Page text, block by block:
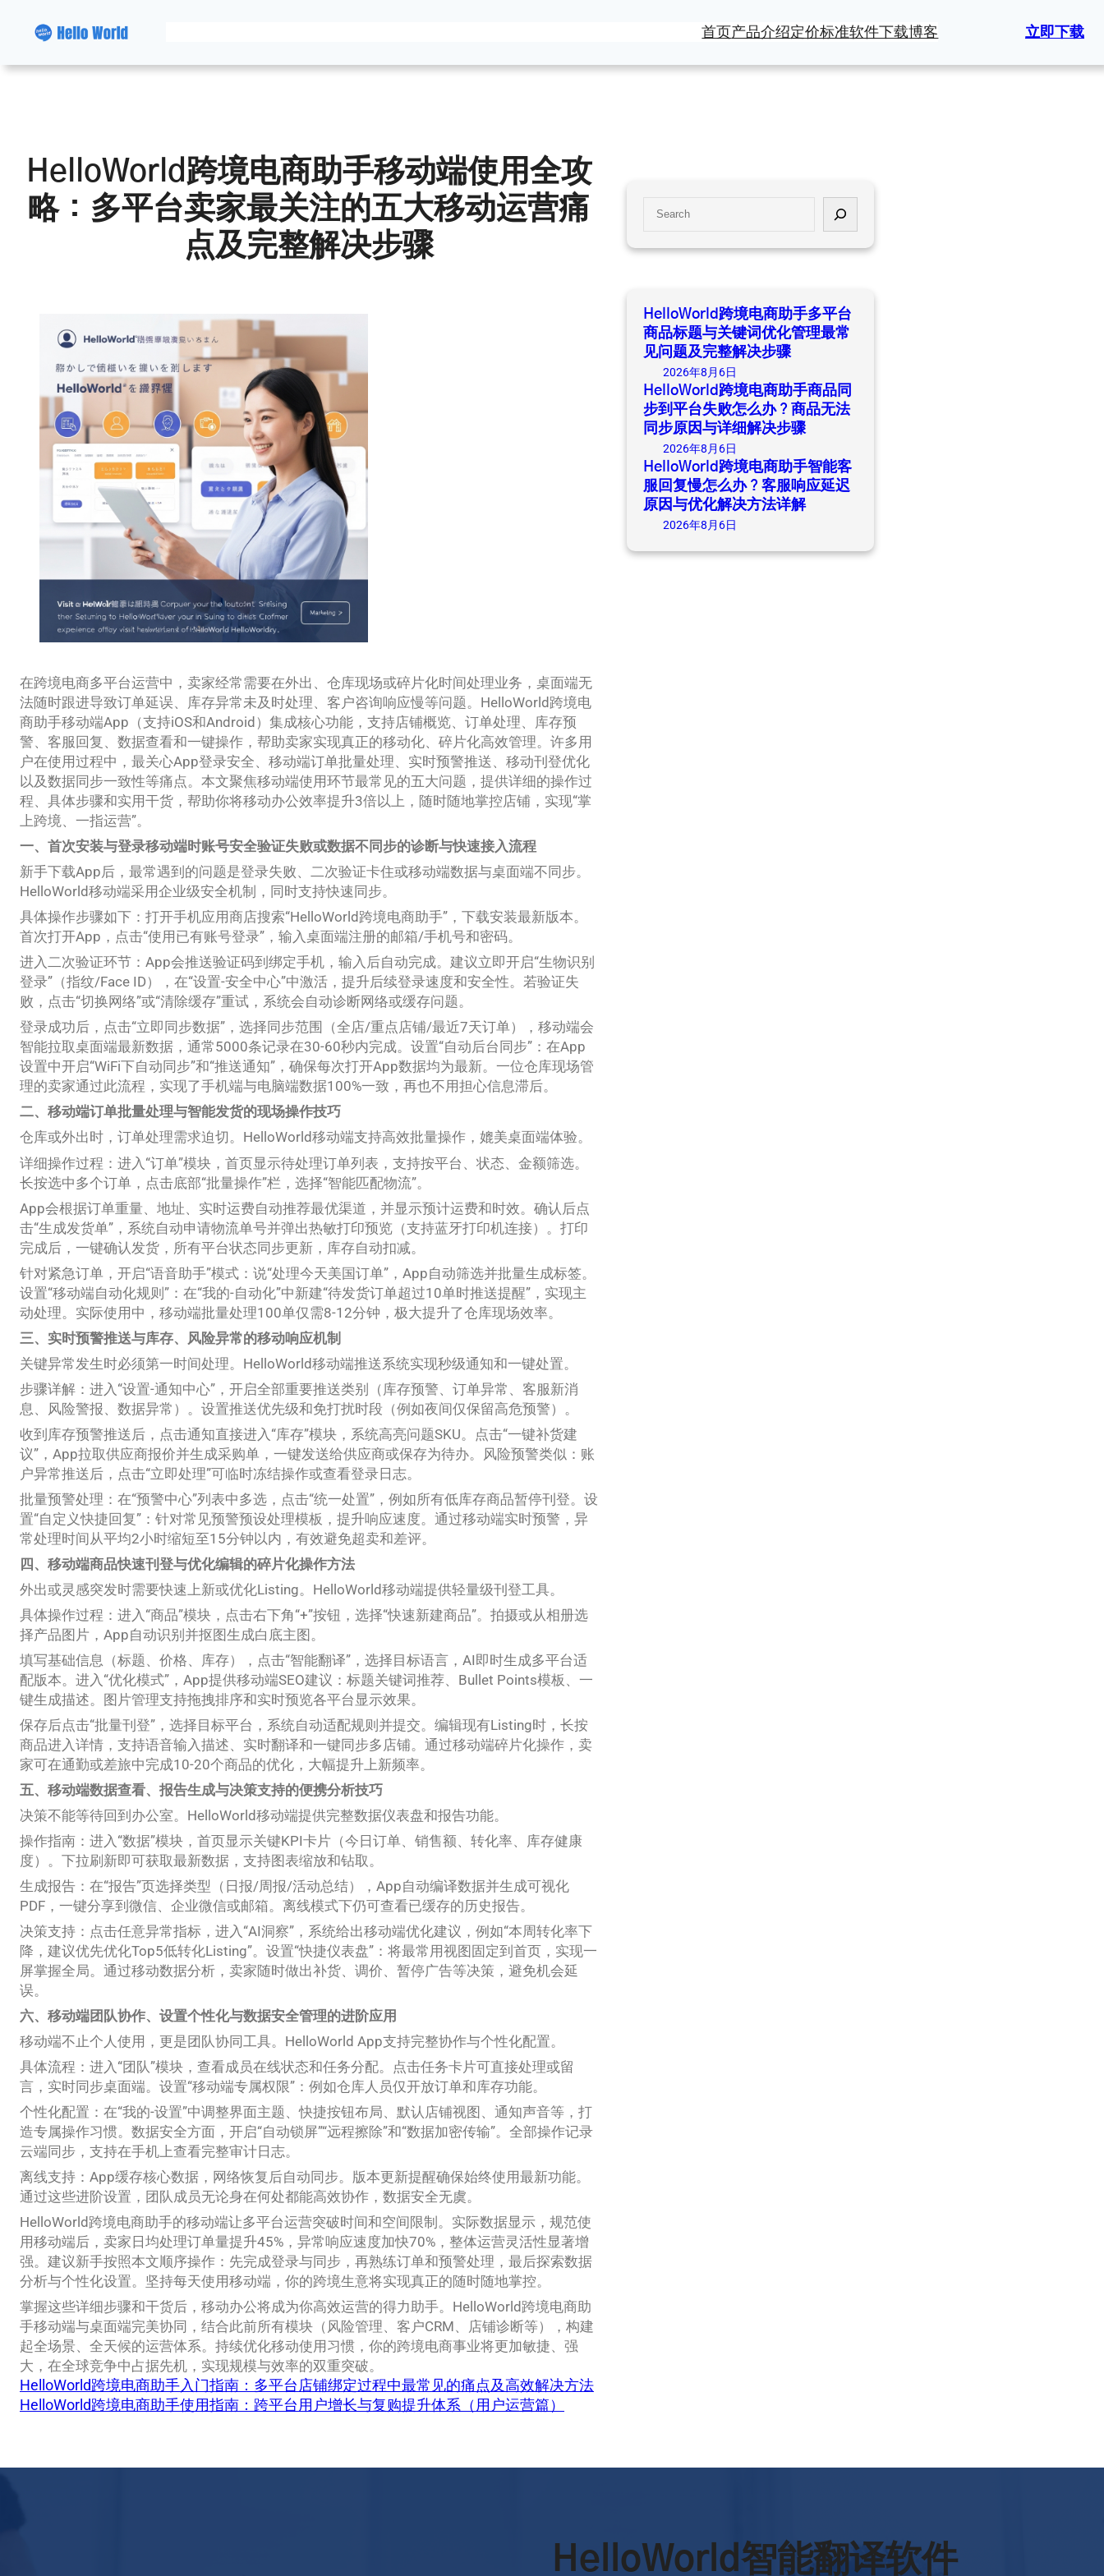
容
首页产品介绍定价标准软件下载博客 立即下载
HelloWorld跨境电商助手移动端使用全攻
略：多平台卖家最关注的五大移动运营痛
点及完整解决步骤
在跨境电商多平台运营中，卖家经常需要在外出、仓库现场或碎片化时间处理业务，桌面端无
法随时跟进导致订单延误、库存异常未及时处理、客户咨询响应慢等问题。HelloWorld跨境电
商助手移动端App（支持iOS和Android）集成核心功能，支持店铺概览、订单处理、库存预
警、客服回复、数据查看和一键操作，帮助卖家实现真正的移动化、碎片化高效管理。许多用
户在使用过程中，最关心App登录安全、移动端订单批量处理、实时预警推送、移动刊登优化
以及数据同步一致性等痛点。本文聚焦移动端使用环节最常见的五大问题，提供详细的操作过
程、具体步骤和实用干货，帮助你将移动办公效率提升3倍以上，随时随地掌控店铺，实现“掌
上跨境、一指运营”。
一、首次安装与登录移动端时账号安全验证失败或数据不同步的诊断与快速接入流程
新手下载App后，最常遇到的问题是登录失败、二次验证卡住或移动端数据与桌面端不同步。
HelloWorld移动端采用企业级安全机制，同时支持快速同步。
具体操作步骤如下：打开手机应用商店搜索“HelloWorld跨境电商助手”，下载安装最新版本。
首次打开App，点击“使用已有账号登录”，输入桌面端注册的邮箱/手机号和密码。
进入二次验证环节：App会推送验证码到绑定手机，输入后自动完成。建议立即开启“生物识别
登录”（指纹/Face ID），在“设置-安全中心”中激活，提升后续登录速度和安全性。若验证失
败，点击“切换网络”或“清除缓存”重试，系统会自动诊断网络或缓存问题。
登录成功后，点击“立即同步数据”，选择同步范围（全店/重点店铺/最近7天订单），移动端会
智能拉取桌面端最新数据，通常5000条记录在30-60秒内完成。设置“自动后台同步”：在App
设置中开启“WiFi下自动同步”和“推送通知”，确保每次打开App数据均为最新。一位仓库现场管
理的卖家通过此流程，实现了手机端与电脑端数据100%一致，再也不用担心信息滞后。
二、移动端订单批量处理与智能发货的现场操作技巧
仓库或外出时，订单处理需求迫切。HelloWorld移动端支持高效批量操作，媲美桌面端体验。
详细操作过程：进入“订单”模块，首页显示待处理订单列表，支持按平台、状态、金额筛选。
长按选中多个订单，点击底部“批量操作”栏，选择“智能匹配物流”。
App会根据订单重量、地址、实时运费自动推荐最优渠道，并显示预计运费和时效。确认后点
击“生成发货单”，系统自动申请物流单号并弹出热敏打印预览（支持蓝牙打印机连接）。打印
完成后，一键确认发货，所有平台状态同步更新，库存自动扣减。
针对紧急订单，开启“语音助手”模式：说“处理今天美国订单”，App自动筛选并批量生成标签。
设置“移动端自动化规则”：在“我的-自动化”中新建“待发货订单超过10单时推送提醒”，实现主
动处理。实际使用中，移动端批量处理100单仅需8-12分钟，极大提升了仓库现场效率。
三、实时预警推送与库存、风险异常的移动响应机制
关键异常发生时必须第一时间处理。HelloWorld移动端推送系统实现秒级通知和一键处置。
步骤详解：进入“设置-通知中心”，开启全部重要推送类别（库存预警、订单异常、客服新消
息、风险警报、数据异常）。设置推送优先级和免打扰时段（例如夜间仅保留高危预警）。
收到库存预警推送后，点击通知直接进入“库存”模块，系统高亮问题SKU。点击“一键补货建
议”，App拉取供应商报价并生成采购单，一键发送给供应商或保存为待办。风险预警类似：账
户异常推送后，点击“立即处理”可临时冻结操作或查看登录日志。
批量预警处理：在“预警中心”列表中多选，点击“统一处置”，例如所有低库存商品暂停刊登。设
置“自定义快捷回复”：针对常见预警预设处理模板，提升响应速度。通过移动端实时预警，异
常处理时间从平均2小时缩短至15分钟以内，有效避免超卖和差评。
四、移动端商品快速刊登与优化编辑的碎片化操作方法
外出或灵感突发时需要快速上新或优化Listing。HelloWorld移动端提供轻量级刊登工具。
具体操作过程：进入“商品”模块，点击右下角“+”按钮，选择“快速新建商品”。拍摄或从相册选
择产品图片，App自动识别并抠图生成白底主图。
填写基础信息（标题、价格、库存），点击“智能翻译”，选择目标语言，AI即时生成多平台适
配版本。进入“优化模式”，App提供移动端SEO建议：标题关键词推荐、Bullet Points模板、一
键生成描述。图片管理支持拖拽排序和实时预览各平台显示效果。
保存后点击“批量刊登”，选择目标平台，系统自动适配规则并提交。编辑现有Listing时，长按
商品进入详情，支持语音输入描述、实时翻译和一键同步多店铺。通过移动端碎片化操作，卖
家可在通勤或差旅中完成10-20个商品的优化，大幅提升上新频率。
五、移动端数据查看、报告生成与决策支持的便携分析技巧
决策不能等待回到办公室。HelloWorld移动端提供完整数据仪表盘和报告功能。
操作指南：进入“数据”模块，首页显示关键KPI卡片（今日订单、销售额、转化率、库存健康
度）。下拉刷新即可获取最新数据，支持图表缩放和钻取。
生成报告：在“报告”页选择类型（日报/周报/活动总结），App自动编译数据并生成可视化
PDF，一键分享到微信、企业微信或邮箱。离线模式下仍可查看已缓存的历史报告。
决策支持：点击任意异常指标，进入“AI洞察”，系统给出移动端优化建议，例如“本周转化率下
降，建议优先优化Top5低转化Listing”。设置“快捷仪表盘”：将最常用视图固定到首页，实现一
屏掌握全局。通过移动数据分析，卖家随时做出补货、调价、暂停广告等决策，避免机会延
误。
六、移动端团队协作、设置个性化与数据安全管理的进阶应用
移动端不止个人使用，更是团队协同工具。HelloWorld App支持完整协作与个性化配置。
具体流程：进入“团队”模块，查看成员在线状态和任务分配。点击任务卡片可直接处理或留
言，实时同步桌面端。设置“移动端专属权限”：例如仓库人员仅开放订单和库存功能。
个性化配置：在“我的-设置”中调整界面主题、快捷按钮布局、默认店铺视图、通知声音等，打
造专属操作习惯。数据安全方面，开启“自动锁屏”“远程擦除”和“数据加密传输”。全部操作记录
云端同步，支持在手机上查看完整审计日志。
离线支持：App缓存核心数据，网络恢复后自动同步。版本更新提醒确保始终使用最新功能。
通过这些进阶设置，团队成员无论身在何处都能高效协作，数据安全无虞。
HelloWorld跨境电商助手的移动端让多平台运营突破时间和空间限制。实际数据显示，规范使
用移动端后，卖家日均处理订单量提升45%，异常响应速度加快70%，整体运营灵活性显著增
强。建议新手按照本文顺序操作：先完成登录与同步，再熟练订单和预警处理，最后探索数据
分析与个性化设置。坚持每天使用移动端，你的跨境生意将实现真正的随时随地掌控。
掌握这些详细步骤和干货后，移动办公将成为你高效运营的得力助手。HelloWorld跨境电商助
手移动端与桌面端完美协同，结合此前所有模块（风险管理、客户CRM、店铺诊断等），构建
起全场景、全天候的运营体系。持续优化移动使用习惯，你的跨境电商事业将更加敏捷、强
大，在全球竞争中占据先机，实现规模与效率的双重突破。
HelloWorld跨境电商助手入门指南：多平台店铺绑定过程中最常见的痛点及高效解决方法
HelloWorld跨境电商助手使用指南：跨平台用户增长与复购提升体系（用户运营篇）
a
h
HelloWorld跨境电商助手多平台
商品标题与关键词优化管理最常
见问题及完整解决步骤
2026年8月6日
HelloWorld跨境电商助手商品同
步到平台失败怎么办？商品无法
同步原因与详细解决步骤
2026年8月6日
HelloWorld跨境电商助手智能客
服回复慢怎么办？客服响应延迟
原因与优化解决方法详解
2026年8月6日
HelloWorld智能翻译软件